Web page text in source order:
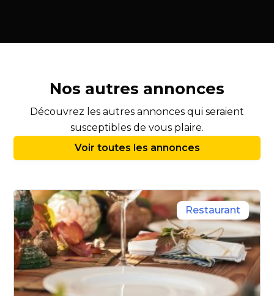
Nos autres annonces
Découvrez les autres annonces qui seraient
susceptibles de vous plaire.
Voir toutes les annonces
Restaurant